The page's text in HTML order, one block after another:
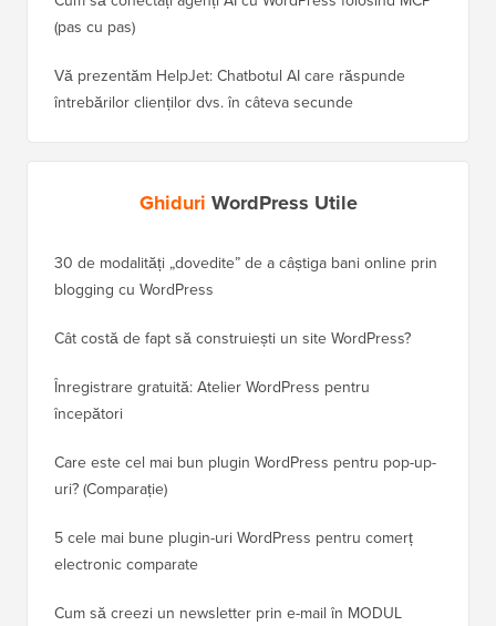
(pas cu pas)
Vă prezentăm HelpJet: Chatbotul AI care răspunde
întrebărilor clienților dvs. în câteva secunde
Ghiduri WordPress Utile
30 de modalități „dovedite” de a câștiga bani online prin
blogging cu WordPress
Cât costă de fapt să construiești un site WordPress?
Înregistrare gratuită: Atelier WordPress pentru
începători
Care este cel mai bun plugin WordPress pentru pop-up-
uri? (Comparație)
5 cele mai bune plugin-uri WordPress pentru comerț
electronic comparate
Cum să creezi un newsletter prin e-mail în MODUL